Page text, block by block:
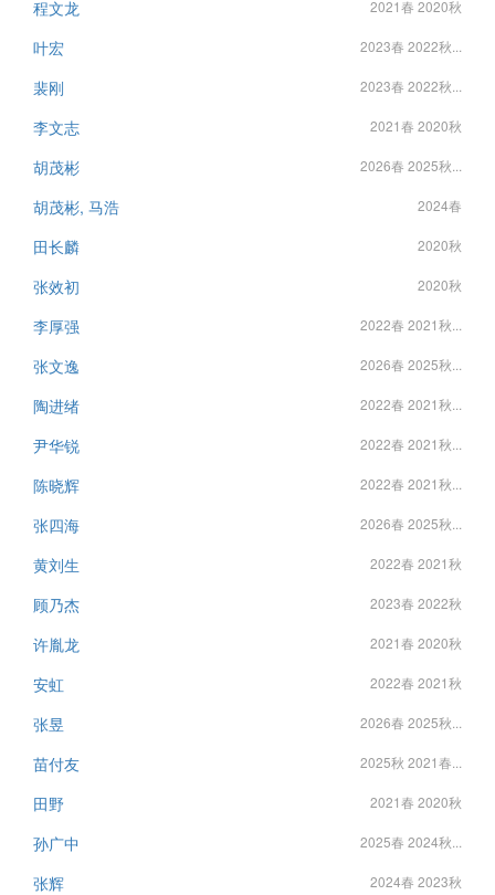
程文龙 2021春 2020秋
叶宏 2023春 2022秋...
裴刚 2023春 2022秋...
李文志 2021春 2020秋
胡茂彬 2026春 2025秋...
胡茂彬, 马浩 2024春
田长麟 2020秋
张效初 2020秋
李厚强 2022春 2021秋...
张文逸 2026春 2025秋...
陶进绪 2022春 2021秋...
尹华锐 2022春 2021秋...
陈晓辉 2022春 2021秋...
张四海 2026春 2025秋...
黄刘生 2022春 2021秋
顾乃杰 2023春 2022秋
许胤龙 2021春 2020秋
安虹 2022春 2021秋
张昱 2026春 2025秋...
苗付友 2025秋 2021春...
田野 2021春 2020秋
孙广中 2025春 2024秋...
张辉 2024春 2023秋